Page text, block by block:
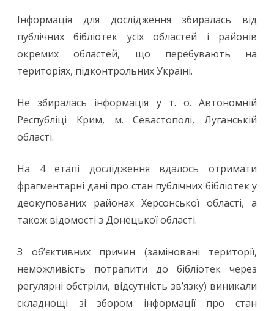
Інформація для дослідження збиралась від
публічних бібліотек усіх областей і районів
окремих областей, що перебувають на
територіях, підконтрольних Україні.
Не збиралась інформація у т. о. Автономній
Республіці Крим, м. Севастополі, Луганській
області.
На 4 етапі дослідження вдалось отримати
фрагментарні дані про стан публічних бібліотек у
деокупованих районах Херсонської області, а
також відомості з Донецької області.
З об’єктивних причин (заміновані території,
неможливість потрапити до бібліотек через
регулярні обстріли, відсутність зв’язку) виникали
складнощі зі збором інформації про стан